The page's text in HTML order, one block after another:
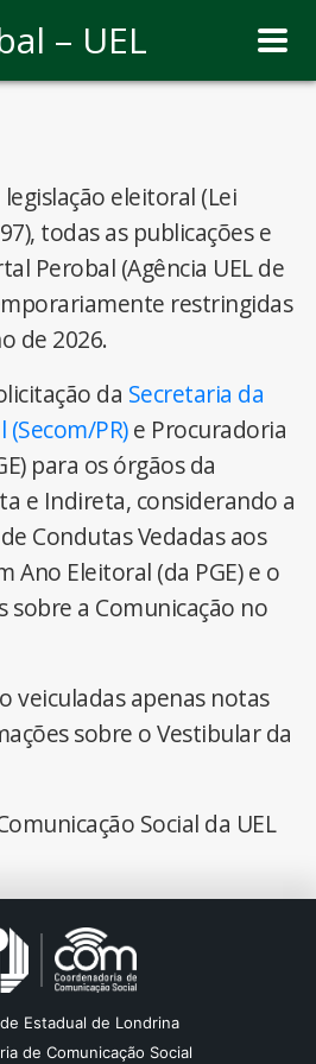
– UEL
eleitoral (Lei
todas as publicações e
Perobal (Agência UEL de
restringidas
de 2026.
da Secretaria da
(Secom/PR)e Procuradoria
para os órgãos da
e Indireta, considerando a
Condutas Vedadas aos
Ano Eleitoral (da PGE) e o
sobre a Comunicação no
veiculadas apenas notas
sobre o Vestibular da
Social da UEL
Estadual de Londrina
de Comunicação Social